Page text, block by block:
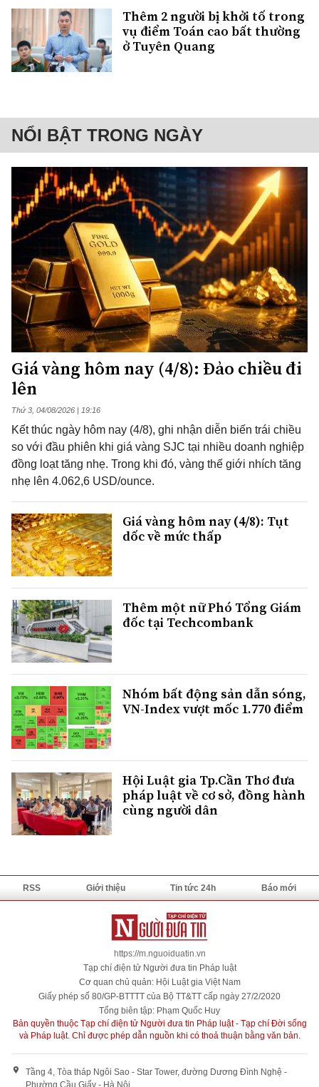
Thêm 2 người bị khởi tố trong
vụ điểm Toán cao bất thường
ở Tuyên Quang
NỔI BẬT TRONG NGÀY
Giá vàng hôm nay (4/8): Đảo chiều đi
lên
Thứ 3, 04/08/2026 | 19:16
Kết thúc ngày hôm nay (4/8), ghi nhận diễn biến trái chiều
so với đầu phiên khi giá vàng SJC tại nhiều doanh nghiệp
đồng loạt tăng nhẹ. Trong khi đó, vàng thế giới nhích tăng
nhẹ lên 4.062,6 USD/ounce.
Giá vàng hôm nay (4/8): Tụt
dốc về mức thấp
Thêm một nữ Phó Tổng Giám
đốc tại Techcombank
Nhóm bất động sản dẫn sóng,
VN-Index vượt mốc 1.770 điểm
Hội Luật gia Tp.Cần Thơ đưa
pháp luật về cơ sở, đồng hành
cùng người dân
RSS Giới thiệu Tin tức 24h Báo mới
https://m.nguoiduatin.vn
Tạp chí điện tử Người đưa tin Pháp luật
Cơ quan chủ quản: Hội Luật gia Việt Nam
Giấy phép số 80/GP-BTTTT của Bộ TT&TT cấp ngày 27/2/2020
Tổng biên tập: Phạm Quốc Huy
Bản quyền thuộc Tạp chí điện tử Người đưa tin Pháp luật - Tạp chí Đời sống
và Pháp luật. Chỉ được phép dẫn nguồn khi có thoả thuận bằng văn bản.
Tầng 4, Tòa tháp Ngôi Sao - Star Tower, đường Dương Đình Nghệ -
Phường Cầu Giấy - Hà Nội